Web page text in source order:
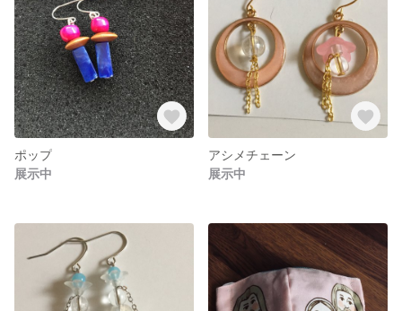
ポップ
展示中
アシメチェーン
展示中